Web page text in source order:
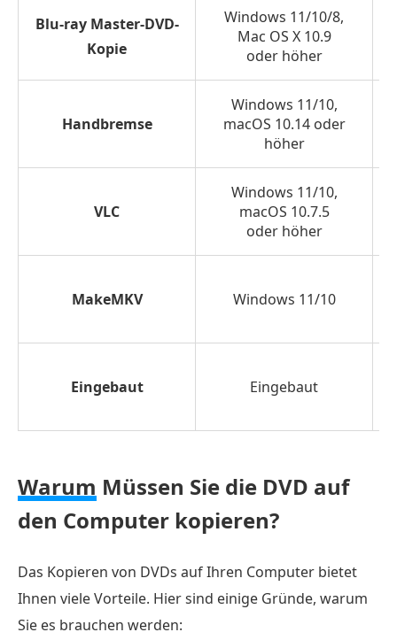
Computer
kopieren?
Methode
Kopieren
Free
Copy
2.
Sie
eine
DVD
HandBrake
auf
dem
Blu-ray Master-DVD-
Kopie
Windows 11/10/8,
Mac OS X 10.9
oder höher
Handbremse
Windows 11/10,
macOS 10.14 oder
höher
VLC
Windows 11/10,
macOS 10.7.5
oder höher
MakeMKV Windows 11/10
Eingebaut Eingebaut
Warum Müssen Sie die DVD auf
den Computer kopieren?
Das Kopieren von DVDs auf Ihren Computer bietet
Ihnen viele Vorteile. Hier sind einige Gründe, warum
Sie es brauchen werden: